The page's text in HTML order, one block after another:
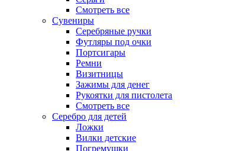
Смотреть все
Сувениры
Серебряные ручки
Футляры под очки
Портсигары
Ремни
Визитницы
Зажимы для денег
Рукоятки для пистолета
Смотреть все
Серебро для детей
Ложки
Вилки детские
Погремушки